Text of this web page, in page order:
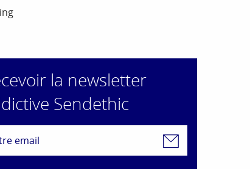
la newsletter
Sendethic